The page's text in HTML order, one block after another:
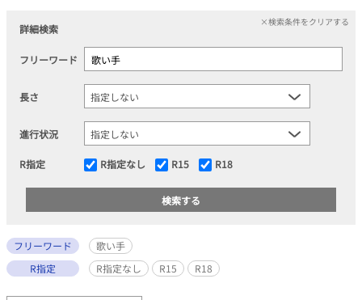
詳細検索
×検索条件をクリアする
フリーワード
長さ
進行状況
R指定 R指定なし R15 R18
フリーワード
歌い手
R指定
R指定なし R15 R18